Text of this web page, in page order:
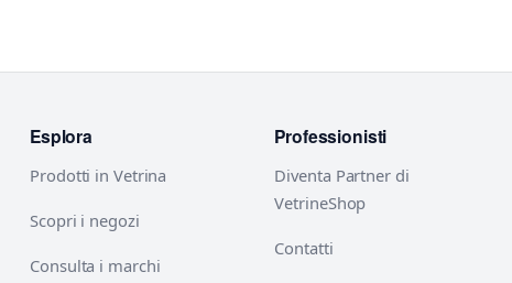
Esplora
Prodotti in Vetrina
Scopri i negozi
Consulta i marchi
Professionisti
Diventa Partner di
VetrineShop
Contatti